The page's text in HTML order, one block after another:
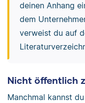
deinen Anhang
dem
verweist du auf
Nicht öffentlich
Manchmal kannst